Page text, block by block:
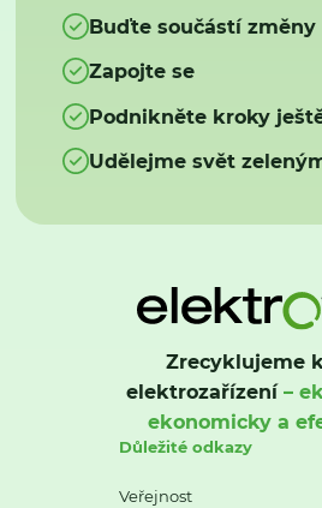
Buďte součástí změny
Zapojte se
Podnikněte kroky
Udělejme svět
Zrecyklujeme
elektrozařízení–
ekonomicky a
Důležité odkazy
Veřejnost